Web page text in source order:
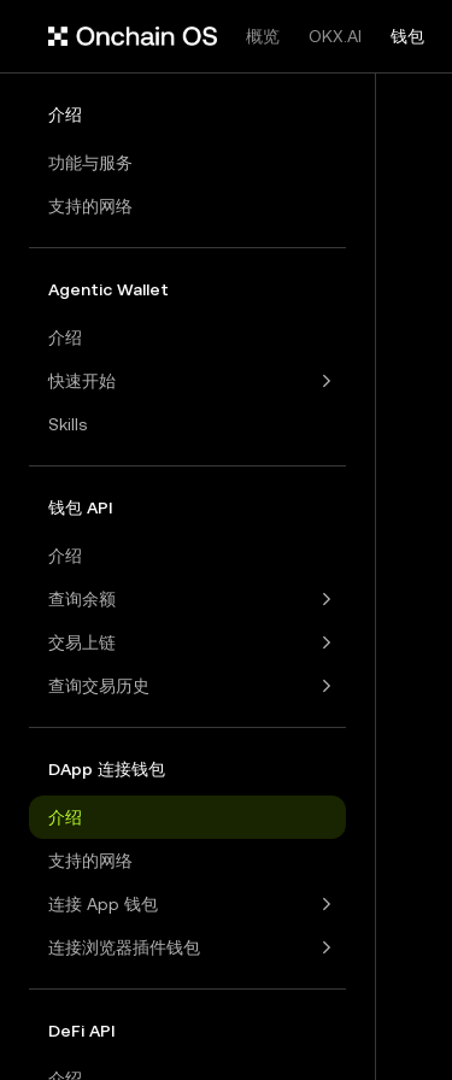
概览 OKX.AI 钱包
介绍
功能与服务
支持的网络
Agentic Wallet
介绍
快速开始
Skills
钱包 API
介绍
查询余额
交易上链
查询交易历史
DApp 连接钱包
介绍
支持的网络
连接 App 钱包
连接浏览器插件钱包
DeFi API